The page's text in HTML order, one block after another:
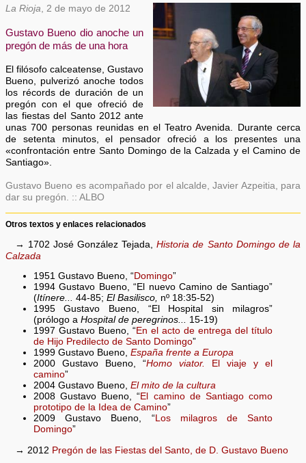
La Rioja , 2 de mayo de 2012
Gustavo Bueno dio anoche un
pregón de más de una hora
El filósofo calceatense, Gustavo
Bueno, pulverizó anoche todos
los récords de duración de un
pregón con el que ofreció de
las fiestas del Santo 2012 ante
unas 700 personas reunidas en el Teatro Avenida. Durante cerca
de setenta minutos, el pensador ofreció a los presentes una
«confrontación entre Santo Domingo de la Calzada y el Camino de
Santiago».
Gustavo Bueno es acompañado por el alcalde, Javier Azpeitia, para
dar su pregón. :: ALBO
Otros textos y enlaces relacionados
→ 1702 José González Tejada,Historia de Santo Domingo de la
Calzada
1951 Gustavo Bueno, “Domingo”
1994 Gustavo Bueno, “El nuevo Camino de Santiago”
(Itínere... 44-85; El Basilisco, nº 18:35-52)
1995 Gustavo Bueno, “El Hospital sin milagros”
(prólogo a Hospital de peregrinos... 15-19)
1997 Gustavo Bueno, “En el acto de entrega del título
de Hijo Predilecto de Santo Domingo”
1999 Gustavo Bueno, España frente a Europa
2000 Gustavo Bueno, “Homo viator.
El viaje y el
camino”
2004 Gustavo Bueno, El mito de la cultura
2008 Gustavo Bueno, “El camino de Santiago como
prototipo de la Idea de Camino”
2009 Gustavo Bueno, “Los milagros de Santo
Domingo”
→ 2012 Pregón de las Fiestas del Santo, de D. Gustavo Bueno